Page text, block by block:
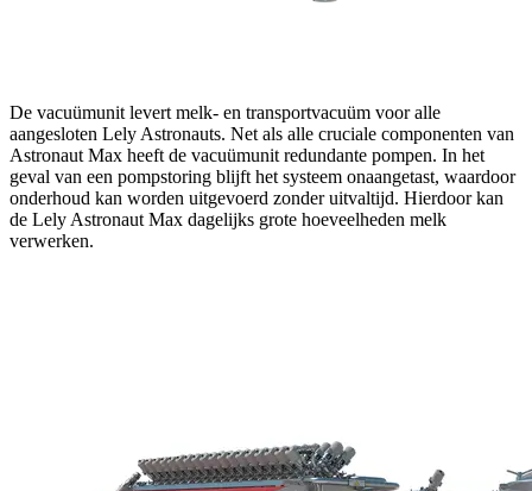
De vacuümunit levert melk- en transportvacuüm voor alle
aangesloten Lely Astronauts. Net als alle cruciale componenten van
Astronaut Max heeft de vacuümunit redundante pompen. In het
geval van een pompstoring blijft het systeem onaangetast, waardoor
onderhoud kan worden uitgevoerd zonder uitvaltijd. Hierdoor kan
de Lely Astronaut Max dagelijks grote hoeveelheden melk
verwerken.